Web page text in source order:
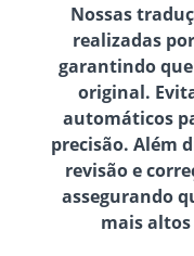
Nossas
realizadas
garantindo
original.
automáticos
precisão. Além
revisão e
assegurando
mais